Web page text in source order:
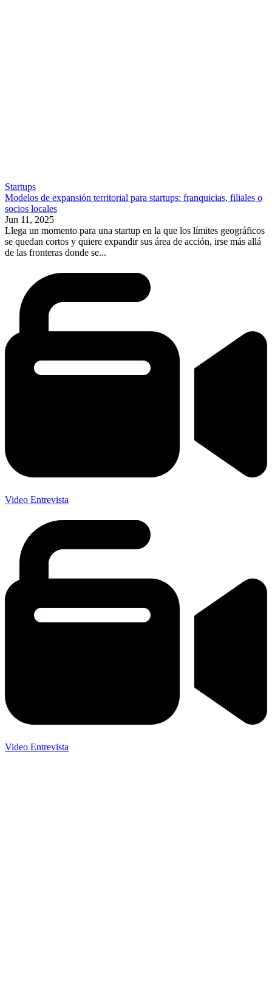
Startups
Modelos de expansión territorial para startups: franquicias, filiales o
socios locales
Jun 11, 2025
Llega un momento para una startup en la que los límites geográficos
se quedan cortos y quiere expandir sus área de acción, irse más allá
de las fronteras donde se...
Video Entrevista
Video Entrevista